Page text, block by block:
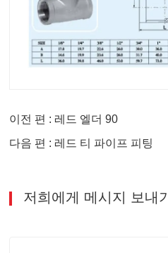
이전 편 : 레드 엘더 90
다음 편 : 레드 티 파이프 피팅
저희에게 메시지 보내기